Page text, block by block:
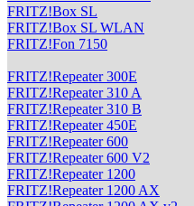
FRITZ!Box SL
FRITZ!Box SL WLAN
FRITZ!Fon 7150
FRITZ!Repeater 300E
FRITZ!Repeater 310 A
FRITZ!Repeater 310 B
FRITZ!Repeater 450E
FRITZ!Repeater 600
FRITZ!Repeater 600 V2
FRITZ!Repeater 1200
FRITZ!Repeater 1200 AX